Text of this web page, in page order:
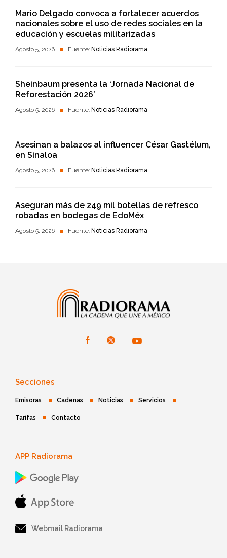
Mario Delgado convoca a fortalecer acuerdos
nacionales sobre el uso de redes sociales en la
educación y escuelas militarizadas
Agosto 5, 2026 Fuente: Noticias Radiorama
Sheinbaum presenta la ‘Jornada Nacional de
Reforestación 2026’
Agosto 5, 2026 Fuente: Noticias Radiorama
Asesinan a balazos al influencer César Gastélum,
en Sinaloa
Agosto 5, 2026 Fuente: Noticias Radiorama
Aseguran más de 249 mil botellas de refresco
robadas en bodegas de EdoMéx
Agosto 5, 2026 Fuente: Noticias Radiorama
Secciones
Emisoras Cadenas Noticias Servicios
Tarifas Contacto
APP Radiorama
Webmail Radiorama